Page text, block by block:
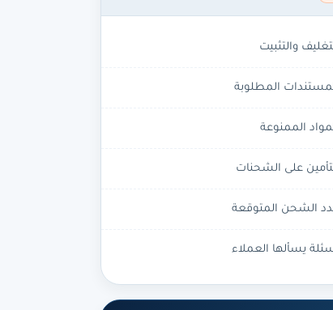
والتثبيت
المطلوبة
الممنوعة
على الشحنات
الشحن المتوقعة
يسألها العملاء